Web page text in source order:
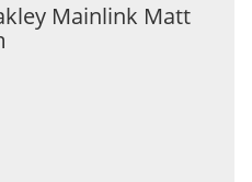
Mainlink Matt